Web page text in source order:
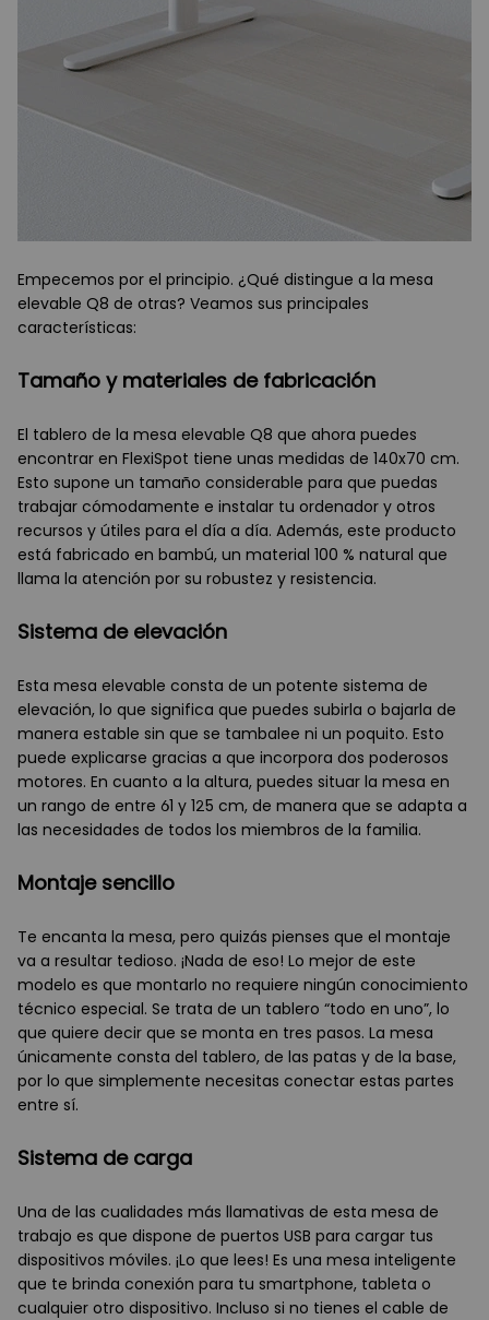
Empecemos por el principio. ¿Qué distingue a la mesa
elevable Q8 de otras? Veamos sus principales
características:
Tamaño y materiales de fabricación
El tablero de la mesa elevable Q8 que ahora puedes
encontrar en FlexiSpot tiene unas medidas de 140x70 cm.
Esto supone un tamaño considerable para que puedas
trabajar cómodamente e instalar tu ordenador y otros
recursos y útiles para el día a día. Además, este producto
está fabricado en bambú, un material 100 % natural que
llama la atención por su robustez y resistencia.
Sistema de elevación
Esta mesa elevable consta de un potente sistema de
elevación, lo que significa que puedes subirla o bajarla de
manera estable sin que se tambalee ni un poquito. Esto
puede explicarse gracias a que incorpora dos poderosos
motores. En cuanto a la altura, puedes situar la mesa en
un rango de entre 61 y 125 cm, de manera que se adapta a
las necesidades de todos los miembros de la familia.
Montaje sencillo
Te encanta la mesa, pero quizás pienses que el montaje
va a resultar tedioso. ¡Nada de eso! Lo mejor de este
modelo es que montarlo no requiere ningún conocimiento
técnico especial. Se trata de un tablero “todo en uno”, lo
que quiere decir que se monta en tres pasos. La mesa
únicamente consta del tablero, de las patas y de la base,
por lo que simplemente necesitas conectar estas partes
entre sí.
Sistema de carga
Una de las cualidades más llamativas de esta mesa de
trabajo es que dispone de puertos USB para cargar tus
dispositivos móviles. ¡Lo que lees! Es una mesa inteligente
que te brinda conexión para tu smartphone, tableta o
cualquier otro dispositivo. Incluso si no tienes el cable de